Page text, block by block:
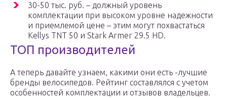
30-50 тыс. руб. – должный уровень
комплектации при высоком уровне надежности
и приемлемой цене – этим могут похвастаться
Kellys TNT 50 и Stark Armer 29.5 HD.
ТОП производителей
А теперь давайте узнаем, какими они есть -лучшие
бренды велосипедов. Рейтинг составлялся с учетом
особенностей комплектации и отзывов владельцев.